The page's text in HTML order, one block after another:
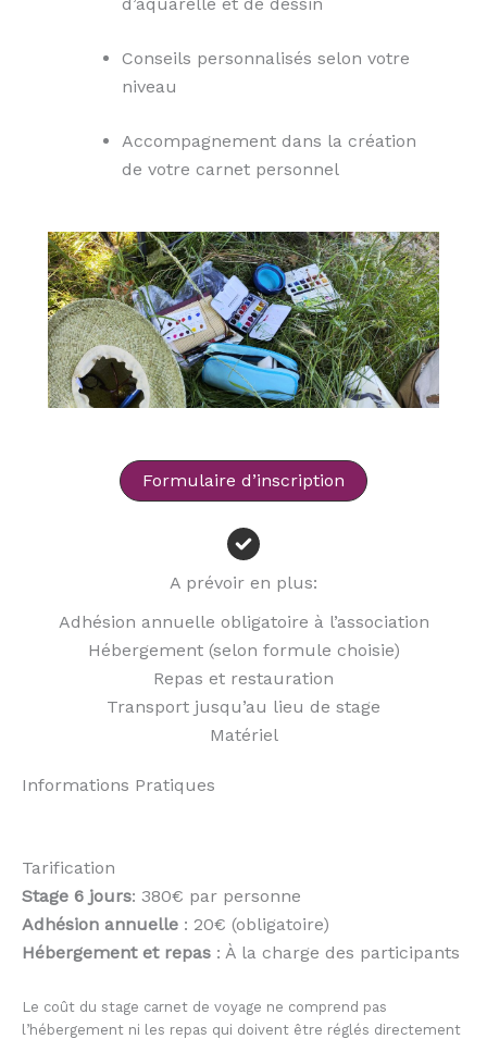
d’aquarelle et de dessin
Conseils personnalisés selon votre
niveau
Accompagnement dans la création
de votre carnet personnel
Formulaire d’inscription
A prévoir en plus:
Adhésion annuelle obligatoire à l’association
Hébergement (selon formule choisie)
Repas et restauration
Transport jusqu’au lieu de stage
Matériel
Informations Pratiques
Tarification
Stage 6 jours: 380€ par personne
Adhésion annuelle : 20€ (obligatoire)
Hébergement et repas : À la charge des participants
Le coût du stage carnet de voyage ne comprend pas
l’hébergement ni les repas qui doivent être réglés directement